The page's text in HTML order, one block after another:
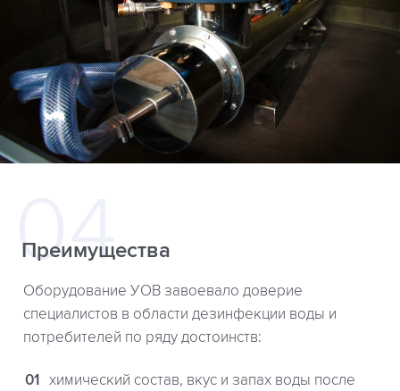
Преимущества
Оборудование УОВ завоевало доверие
специалистов в области дезинфекции воды и
потребителей по ряду достоинств:
химический состав, вкус и запах воды после